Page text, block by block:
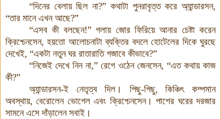
“দিনের বেলায় ছিল না?” কথাটা পুনরাবৃত্ত করে অ্যান্ডারসন,
“তার মানে এখন আছে?”
“এসব কী বলছেন!” গলায় জোর ফিরিয়ে আনার চেষ্টা করেন
ক্রিশ্চেনসেন, হয়তো আলোচনাটা ব্যক্তির বদলে হোটেলের দিকে ঘুরছে
দেখেই, “একটা নতুন ঘর রাতারাতি গজাবে কীভাবে?”
“নিজেই দেখে নিন না,” রেগে ওঠেন জেনসেন, “এত কথায় কাজ
কী?”
অ্যান্ডারসন-ই নেতৃত্ব দিল। পিছু-পিছু, কিঞ্চিৎ কম্পমান
অবস্থায়, বেরোলেন ভোগেল এবং ক্রিশ্চেনসেন। পাশের ঘরের দরজার
সামনে এসে দাঁড়ালেন সবাই ।